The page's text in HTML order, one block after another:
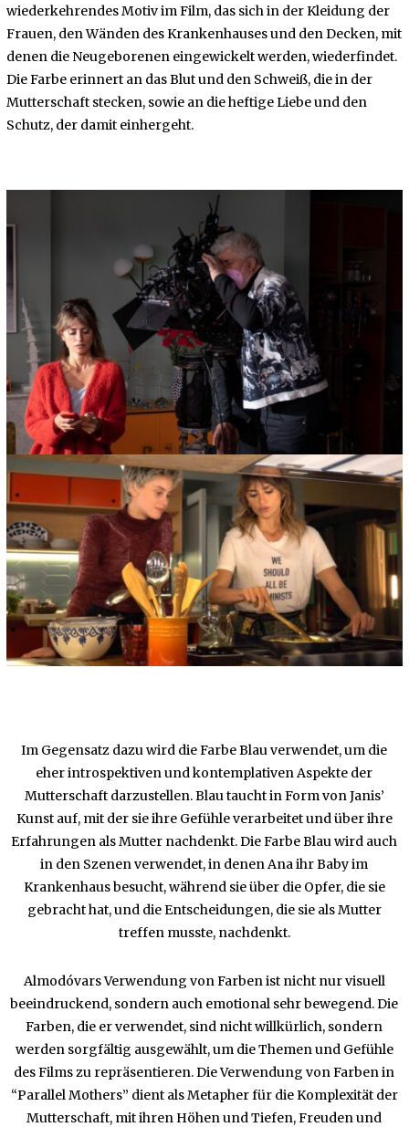
wiederkehrendes Motiv im Film, das sich in der Kleidung der
Frauen, den Wänden des Krankenhauses und den Decken, mit
denen die Neugeborenen eingewickelt werden, wiederfindet.
Die Farbe erinnert an das Blut und den Schweiß, die in der
Mutterschaft stecken, sowie an die heftige Liebe und den
Schutz, der damit einhergeht.
Im Gegensatz dazu wird die Farbe Blau verwendet, um die
eher introspektiven und kontemplativen Aspekte der
Mutterschaft darzustellen. Blau taucht in Form von Janis’
Kunst auf, mit der sie ihre Gefühle verarbeitet und über ihre
Erfahrungen als Mutter nachdenkt. Die Farbe Blau wird auch
in den Szenen verwendet, in denen Ana ihr Baby im
Krankenhaus besucht, während sie über die Opfer, die sie
gebracht hat, und die Entscheidungen, die sie als Mutter
treffen musste, nachdenkt.
Almodóvars Verwendung von Farben ist nicht nur visuell
beeindruckend, sondern auch emotional sehr bewegend. Die
Farben, die er verwendet, sind nicht willkürlich, sondern
werden sorgfältig ausgewählt, um die Themen und Gefühle
des Films zu repräsentieren. Die Verwendung von Farben in
“Parallel Mothers” dient als Metapher für die Komplexität der
Mutterschaft, mit ihren Höhen und Tiefen, Freuden und